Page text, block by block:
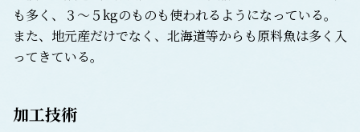
も多く、３～５kgのものも使われるようになっている。
また、地元産だけでなく、北海道等からも原料魚は多く入
ってきている。
加工技術